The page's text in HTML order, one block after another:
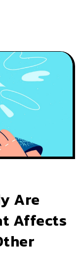
Are
Affects